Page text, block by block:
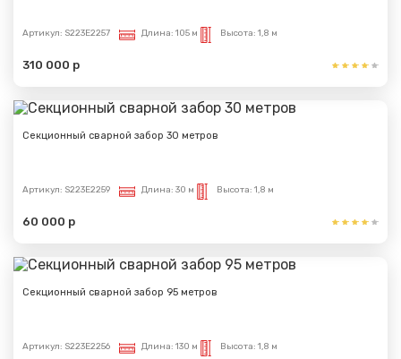
Артикул: S223E2257 Длина: 105 м Высота: 1,8 м
310 000 р
Секционный сварной забор 30 метров
Артикул: S223E2259 Длина: 30 м Высота: 1,8 м
60 000 р
Секционный сварной забор 95 метров
Артикул: S223E2256 Длина: 130 м Высота: 1,8 м